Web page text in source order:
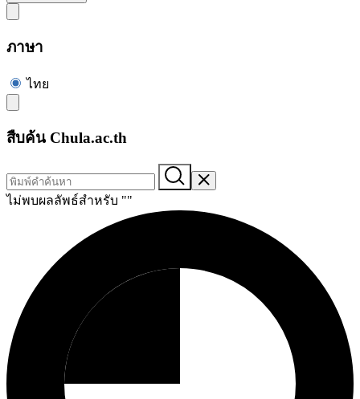
ภาษา
ไทย
สืบค้น Chula.ac.th
ไม่พบผลลัพธ์สำหรับ ""